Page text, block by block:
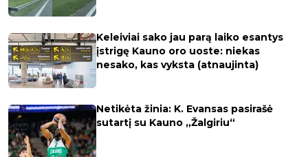
Keleiviai sako jau parą laiko esantys
įstrigę Kauno oro uoste: niekas
nesako, kas vyksta (atnaujinta)
Netikėta žinia: K. Evansas pasirašė
sutartį su Kauno „Žalgiriu“